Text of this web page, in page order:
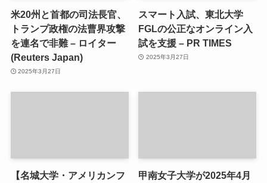
米20州と首都の司法長官、
トランプ政権の法曹界攻撃
を連名で非難 – ロイター
(Reuters Japan)
2025年3月27日
スマート入試、東北大学
FGLの公正なオンライン入
試を支援 – PR TIMES
2025年3月27日
【名城大学・アメリカンフ
甲南女子大学が2025年4月